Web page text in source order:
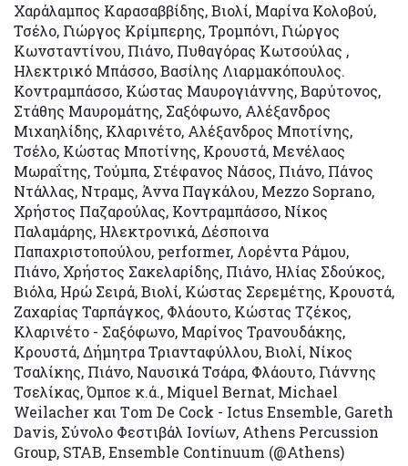
Χαράλαμπος Καρασαββίδης, Βιολί, Μαρίνα Κολοβού,
Τσέλο, Γιώργος Κρίμπερης, Τρομπόνι, Γιώργος
Κωνσταντίνου, Πιάνο, Πυθαγόρας Κωτσούλας ,
Ηλεκτρικό Μπάσσο, Βασίλης Λιαρμακόπουλος.
Κοντραμπάσσο, Κώστας Μαυρογιάννης, Βαρύτονος,
Στάθης Μαυρομάτης, Σαξόφωνο, Αλέξανδρος
Μιχαηλίδης, Κλαρινέτο, Αλέξανδρος Μποτίνης,
Τσέλο, Κώστας Μποτίνης, Κρουστά, Μενέλαος
Μωραΐτης, Τούμπα, Στέφανος Νάσος, Πιάνο, Πάνος
Ντάλλας, Ντραμς, Άννα Παγκάλου, Mezzo Soprano,
Χρήστος Παζαρούλας, Κοντραμπάσσο, Νίκος
Παλαμάρης, Ηλεκτρονικά, Δέσποινα
Παπαχριστοπούλου, performer, Λορέντα Ράμου,
Πιάνο, Χρήστος Σακελαρίδης, Πιάνο, Ηλίας Σδούκος,
Βιόλα, Ηρώ Σειρά, Βιολί, Κώστας Σερεμέτης, Κρουστά,
Ζαχαρίας Ταρπάγκος, Φλάουτο, Κώστας Τζέκος,
Κλαρινέτο - Σαξόφωνο, Μαρίνος Τρανουδάκης,
Κρουστά, Δήμητρα Τριανταφύλλου, Βιολί, Νίκος
Τσαλίκης, Πιάνο, Ναυσικά Τσάρα, Φλάουτο, Γιάννης
Τσελίκας, Όμποε κ.ά., Miquel Bernat, Michael
Weilacher και Τom De Cock - Ictus Ensemble, Gareth
Davis, Σύνολο Φεστιβάλ Ιονίων, Athens Percussion
Group, STAB, Ensemble Continuum (@Athens)